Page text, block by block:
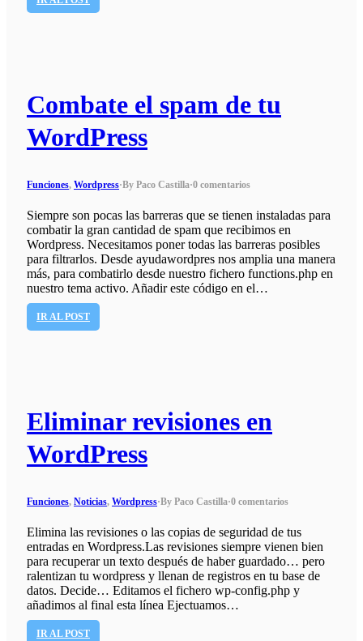
Combate el spam de tu
WordPress
Funciones, Wordpress·By Paco Castilla·0 comentarios
Siempre son pocas las barreras que se tienen instaladas para
combatir la gran cantidad de spam que recibimos en
Wordpress. Necesitamos poner todas las barreras posibles
para filtrarlos. Desde ayudawordpres nos amplia una manera
más, para combatirlo desde nuestro fichero functions.php en
nuestro tema activo. Añadir este código en el…
IR AL POST
Eliminar revisiones en
WordPress
Funciones, Noticias, Wordpress·By Paco Castilla·0 comentarios
Elimina las revisiones o las copias de seguridad de tus
entradas en Wordpress.Las revisiones siempre vienen bien
para recuperar un texto después de haber guardado… pero
ralentizan tu wordpress y llenan de registros en tu base de
datos. Decide… Editamos el fichero wp-config.php y
añadimos al final esta línea Ejectuamos…
IR AL POST